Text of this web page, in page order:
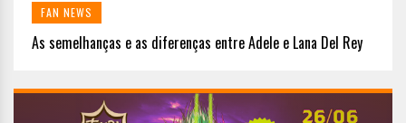
FAN NEWS
As semelhanças e as diferenças entre Adele e Lana Del Rey